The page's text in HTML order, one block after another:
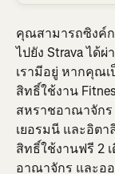
คุณสามารถซิงค์ก
ไปยัง Strava ได้
เรามีอยู่ หากคุณ
สิทธิ์ใช้งาน
สหราชอาณาจักร
เยอรมนี และอิต
สิทธิ์ใช้งานฟรี 2
อาณาจักร และอ